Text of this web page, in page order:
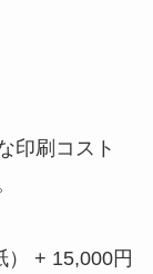
印刷コスト
） + 15,000円